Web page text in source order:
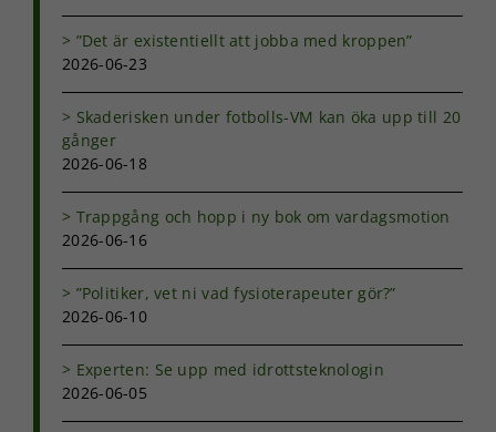
”Det är existentiellt att jobba med kroppen”
2026-06-23
Skaderisken under fotbolls-VM kan öka upp till 20
gånger
2026-06-18
Trappgång och hopp i ny bok om vardagsmotion
2026-06-16
”Politiker, vet ni vad fysioterapeuter gör?”
2026-06-10
Experten: Se upp med idrottsteknologin
2026-06-05
Nödvändiga
Dessa kakor
behövs för
att hemsidan
taget ska